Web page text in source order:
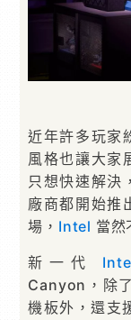
近年許多玩家
風格也讓大家
只想快速解決
廠商都開始推
場， Intel 當然
新一代
Canyon，除
機板外，還支